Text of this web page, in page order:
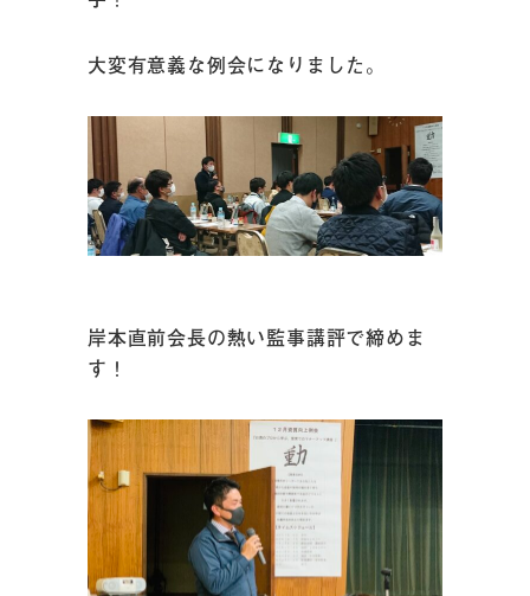
大変有意義な例会になりました。
岸本直前会長の熱い監事講評で締めま
す！